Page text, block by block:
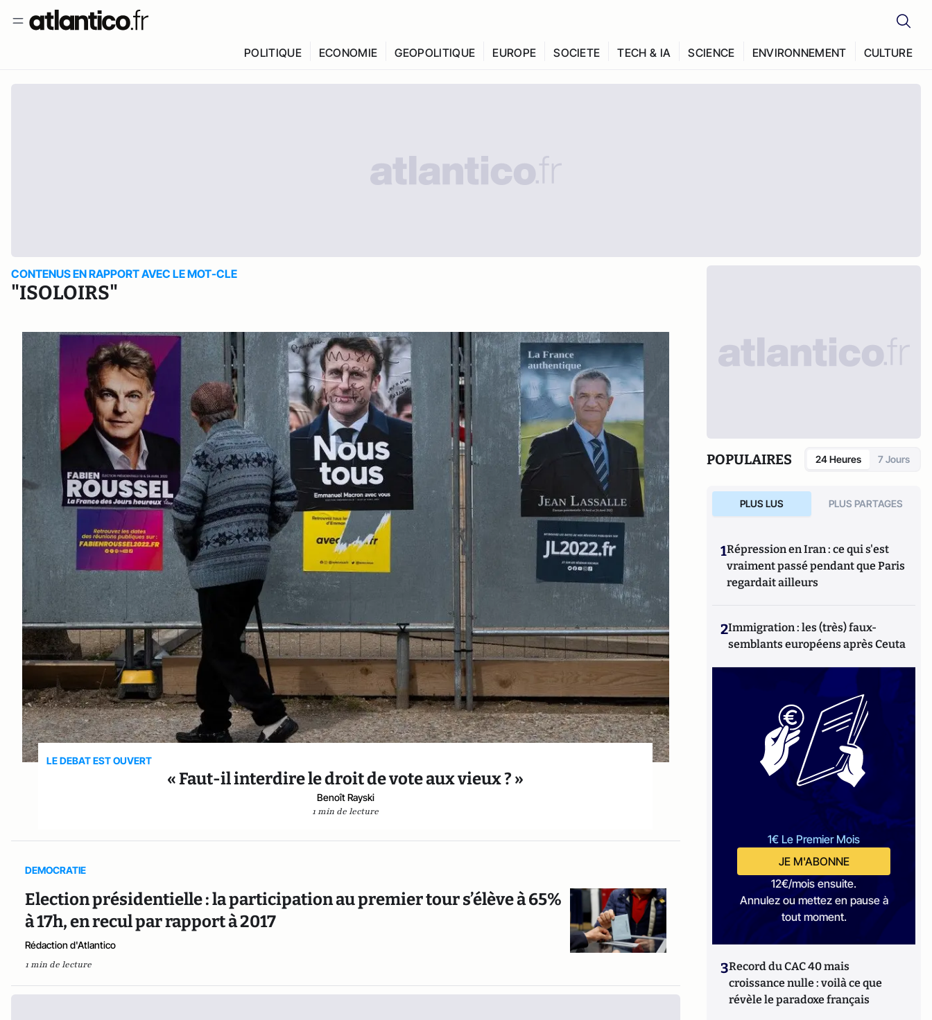
POLITIQUE ECONOMIE GEOPOLITIQUE EUROPE SOCIETE TECH & IA SCIENCE ENVIRONNEMENT CULTURE
CONTENUS EN RAPPORT AVEC LE MOT-CLE
"ISOLOIRS"
LE DEBAT EST OUVERT
« Faut-il interdire le droit de vote aux vieux ? »
Benoît Rayski
1 min de lecture
DEMOCRATIE
Election présidentielle : la participation au premier tour s’élève à 65%
à 17h, en recul par rapport à 2017
Rédaction d'Atlantico
1 min de lecture
POPULAIRES 24 Heures 7 Jours
PLUS LUS PLUS PARTAGES
1Répression en Iran : ce qui s'est
vraiment passé pendant que Paris
regardait ailleurs
2Immigration : les (très) faux-
semblants européens après Ceuta
1€ Le Premier Mois
JE M'ABONNE
12€/mois ensuite.
Annulez ou mettez en pause à
tout moment.
3Record du CAC 40 mais
croissance nulle : voilà ce que
révèle le paradoxe français